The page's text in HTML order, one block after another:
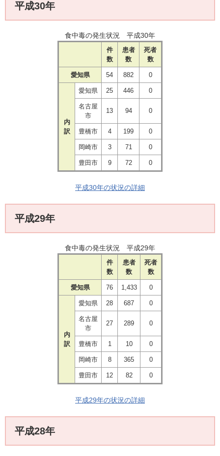
平成30年
食中毒の発生状況 平成30年
件
数
患者
数
死者
数
愛知県 54 882 0
内
訳
愛知県 25 446 0
名古屋
市
13 94 0
豊橋市 4 199 0
岡崎市 3 71 0
豊田市 9 72 0
平成30年の状況の詳細
平成29年
食中毒の発生状況 平成29年
件
数
患者
数
死者
数
愛知県 76 1,433 0
内
訳
愛知県 28 687 0
名古屋
市
27 289 0
豊橋市 1 10 0
岡崎市 8 365 0
豊田市 12 82 0
平成29年の状況の詳細
平成28年